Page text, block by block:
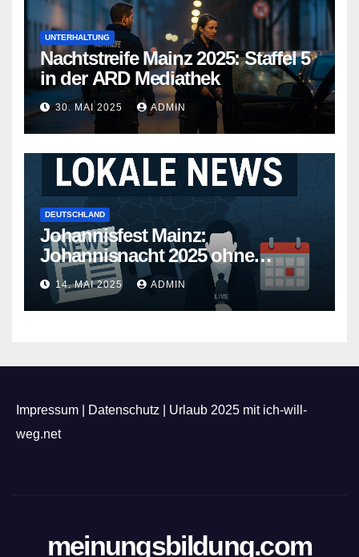
UNTERHALTUNG
Nachtstreife Mainz 2025: Staffel 5
in der ARD Mediathek
30. MAI 2025 ADMIN
DEUTSCHLAND
Johannisfest Mainz:
Johannisnacht 2025 ohne
Feuerwerk
14. MAI 2025 ADMIN
Impressum Datenschutz
Urlaub 2025 mit ich-will-
weg.net
meinungsbildung.com